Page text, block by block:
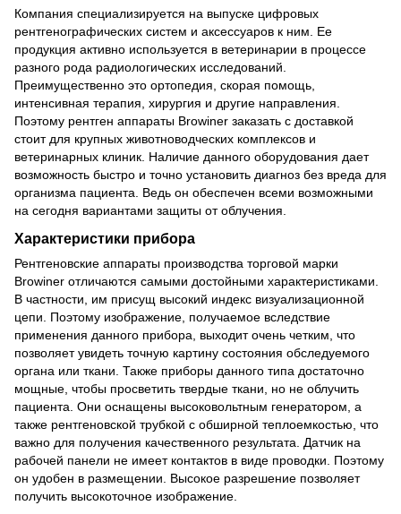
Компания специализируется на выпуске цифровых
рентгенографических систем и аксессуаров к ним. Ее
продукция активно используется в ветеринарии в процессе
разного рода радиологических исследований.
Преимущественно это ортопедия, скорая помощь,
интенсивная терапия, хирургия и другие направления.
Поэтому рентген аппараты Browiner заказать с доставкой
стоит для крупных животноводческих комплексов и
ветеринарных клиник. Наличие данного оборудования дает
возможность быстро и точно установить диагноз без вреда для
организма пациента. Ведь он обеспечен всеми возможными
на сегодня вариантами защиты от облучения.
Характеристики прибора
Рентгеновские аппараты производства торговой марки
Browiner отличаются самыми достойными характеристиками.
В частности, им присущ высокий индекс визуализационной
цепи. Поэтому изображение, получаемое вследствие
применения данного прибора, выходит очень четким, что
позволяет увидеть точную картину состояния обследуемого
органа или ткани. Также приборы данного типа достаточно
мощные, чтобы просветить твердые ткани, но не облучить
пациента. Они оснащены высоковольтным генератором, а
также рентгеновской трубкой с обширной теплоемкостью, что
важно для получения качественного результата. Датчик на
рабочей панели не имеет контактов в виде проводки. Поэтому
он удобен в размещении. Высокое разрешение позволяет
получить высокоточное изображение.